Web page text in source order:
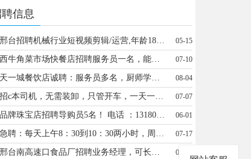
信息
邢台招聘机械行业短视频剪辑/运营,年龄18-35岁(女）有机械行业运营经验，待遇优，18131852065 05-15
西牛角菜市场快餐店招聘服务员一名，能吃苦耐劳手机号15131930504 07-10
天一城餐饮店诚聘：服务员多名，厨师学徒2名，前厅经理1名 电话:18832938882 08-04
招c本司机，无需装卸，只管开车，一天一趟，公休三天，仓对仓，工资6000，微信同步15297429585 07-07
品牌珠宝店招聘导购员5名！ 电话 ：13180280363 06-01
急聘：每天上午8：30到10：30两小时，周日休息，1000～5000元学习补助！ 电话17734505559同微信 07-17
邢台南高速口食品厂招聘业务经理，可长期出差，有食品或快消品行业经验者优先 电话15833637393 07-31